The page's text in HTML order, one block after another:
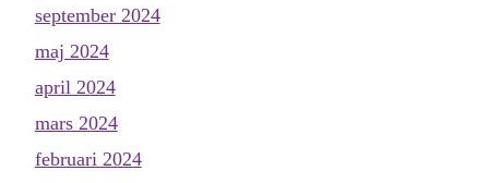
september 2024
maj 2024
april 2024
mars 2024
februari 2024